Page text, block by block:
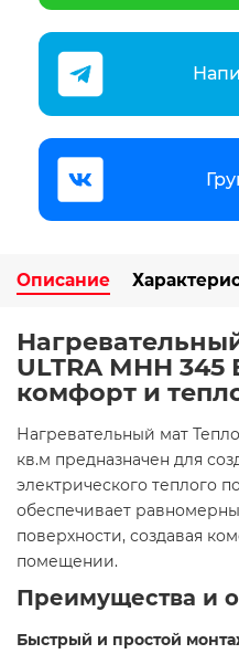
Описание
ULTRA МНН 345
комфорт и
Нагревательный мат
кв.м предназначен для
электрического теплого
обеспечивает
поверхности, создавая
помещении.
Преимущества и
Быстрый и простой